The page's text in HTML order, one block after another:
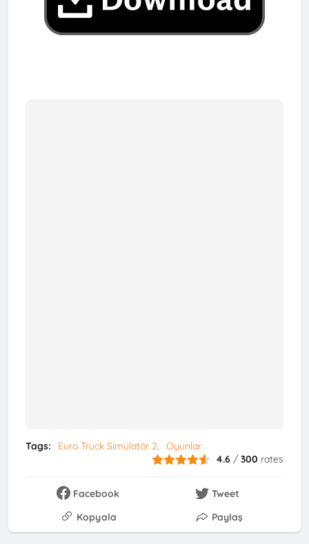
Tags: Euro Truck Simülatör 2
Oyunlar
4.6 /300 rates
Facebook
Tweet
Kopyala
Paylaş